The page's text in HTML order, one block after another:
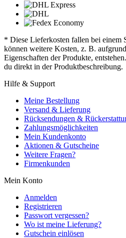
* Diese Lieferkosten fallen bei einem
können weitere Kosten, z. B.
Eigenschaften der Produkte,
du direkt in der Produktbeschreibung.
Hilfe & Support
Meine Bestellung
Versand & Lieferung
Rücksendungen &
Zahlungsmöglichkeiten
Mein Kundenkonto
Aktionen & Gutscheine
Weitere Fragen?
Firmenkunden
Mein Konto
Anmelden
Registrieren
Passwort vergessen?
Wo ist meine Lieferung?
Gutschein einlösen